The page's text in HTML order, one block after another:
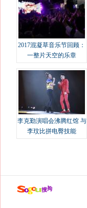
2017混凝草音乐节回顾：
一整片天空的乐章
李克勤演唱会沸腾红馆 与
李玟比拼电臀技能